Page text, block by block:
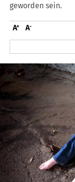
geworden sein.